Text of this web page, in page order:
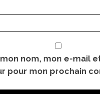
nom, mon e-mail
pour mon prochain